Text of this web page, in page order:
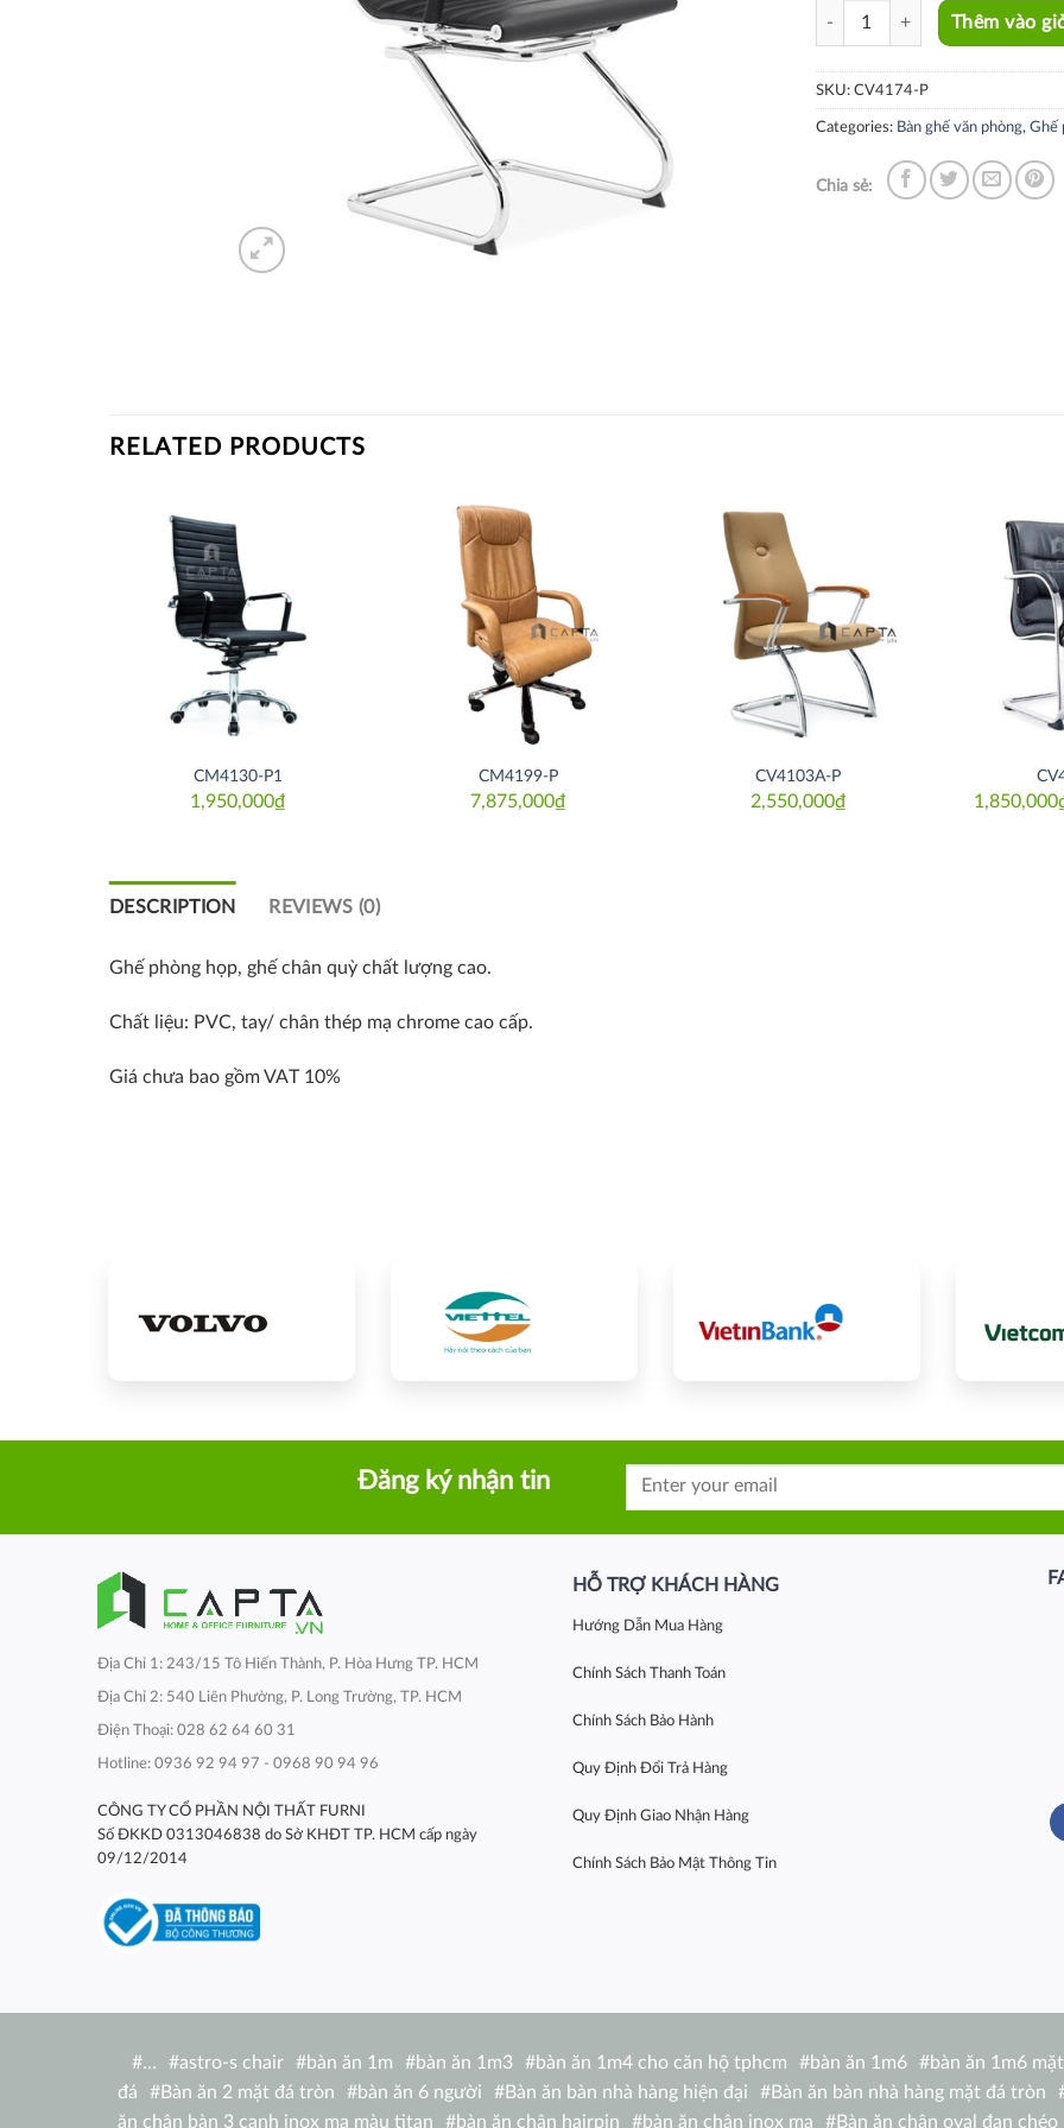
CV4174-P quantity
Thêm vào
SKU: CV4174-P
Categories: Bàn ghế văn phòng, Ghế
Chia sẻ:
RELATED PRODUCTS
CM4130-P1
1,950,000₫
CM4199-P
7,875,000₫
CV4103A-P
2,550,000₫ 1,850,000
DESCRIPTION REVIEWS (0)
Ghế phòng họp, ghế chân quỳ chất lượng cao.
Chất liệu: PVC, tay/ chân thép mạ chrome cao cấp.
Giá chưa bao gồm VAT 10%
Đăng ký nhận tin
Địa Chỉ 1: 243/15 Tô Hiến Thành, P. Hòa Hưng TP. HCM
Địa Chỉ 2: 540 Liên Phường, P. Long Trường, TP. HCM
Điện Thoại: 028 62 64 60 31
Hotline: 0936 92 94 97 - 0968 90 94 96
CÔNG TY CỔ PHẦN NỘI THẤT FURNI
Số ĐKKD 0313046838 do Sở KHĐT TP. HCM cấp ngày
09/12/2014
HỖ TRỢ KHÁCH HÀNG
Hướng Dẫn Mua Hàng
Chính Sách Thanh Toán
Chính Sách Bảo Hành
Quy Định Đổi Trả Hàng
Quy Định Giao Nhận Hàng
Chính Sách Bảo Mật Thông Tin
#… #astro-s chair #bàn ăn 1m #bàn ăn 1m3 #bàn ăn 1m4 cho căn hộ tphcm #bàn ăn 1m6 #bàn ăn 1m6
đá
#Bàn ăn 2 mặt đá tròn #bàn ăn 6 người #Bàn ăn bàn nhà hàng hiện đại #Bàn ăn bàn nhà hàng mặt đá tròn
ăn chân bàn 3 cạnh inox mạ màu titan
#bàn ăn chân hairpin #bàn ăn chân inox mạ #Bàn ăn chân oval đan chéo